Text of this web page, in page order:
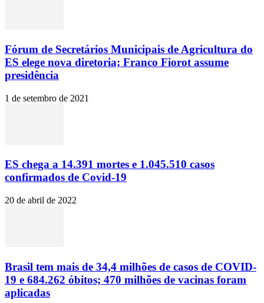
Fórum de Secretários Municipais de Agricultura do
ES elege nova diretoria; Franco Fiorot assume
presidência
1 de setembro de 2021
ES chega a 14.391 mortes e 1.045.510 casos
confirmados de Covid-19
20 de abril de 2022
Brasil tem mais de 34,4 milhões de casos de COVID-
19 e 684.262 óbitos; 470 milhões de vacinas foram
aplicadas